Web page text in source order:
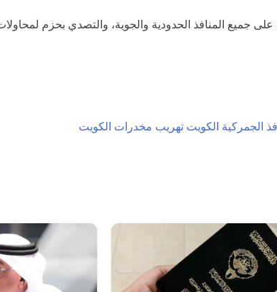
على جميع المنافذ الحدودية والجوية، والتصدي بحزم
الجمركية الكويت تهريب مخدرات الكويت